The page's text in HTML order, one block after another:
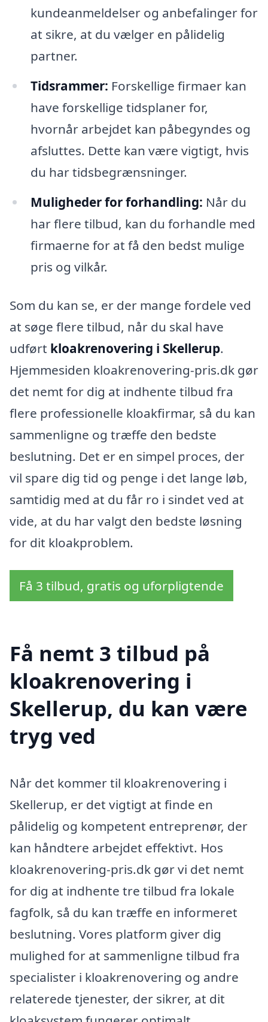
kundeanmeldelser og anbefalinger for
at sikre, at du vælger en pålidelig
partner.
Tidsrammer: Forskellige firmaer kan
have forskellige tidsplaner for,
hvornår arbejdet kan påbegyndes og
afsluttes. Dette kan være vigtigt, hvis
du har tidsbegrænsninger.
Muligheder for forhandling: Når du
har flere tilbud, kan du forhandle med
firmaerne for at få den bedst mulige
pris og vilkår.
Som du kan se, er der mange fordele ved
at søge flere tilbud, når du skal have
udført kloakrenovering i Skellerup.
Hjemmesiden kloakrenovering-pris.dk gør
det nemt for dig at indhente tilbud fra
flere professionelle kloakfirmar, så du kan
sammenligne og træffe den bedste
beslutning. Det er en simpel proces, der
vil spare dig tid og penge i det lange løb,
samtidig med at du får ro i sindet ved at
vide, at du har valgt den bedste løsning
for dit kloakproblem.
Få 3 tilbud, gratis og uforpligtende
Få nemt 3 tilbud på
kloakrenovering i
Skellerup, du kan være
tryg ved
Når det kommer til kloakrenovering i
Skellerup, er det vigtigt at finde en
pålidelig og kompetent entreprenør, der
kan håndtere arbejdet effektivt. Hos
kloakrenovering-pris.dk gør vi det nemt
for dig at indhente tre tilbud fra lokale
fagfolk, så du kan træffe en informeret
beslutning. Vores platform giver dig
mulighed for at sammenligne tilbud fra
specialister i kloakrenovering og andre
relaterede tjenester, der sikrer, at dit